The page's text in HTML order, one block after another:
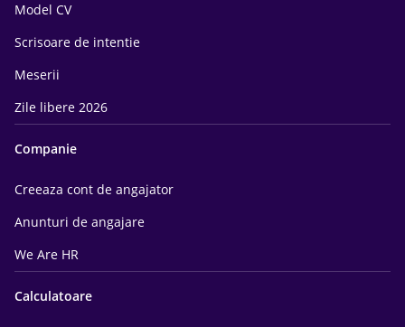
Model CV
Scrisoare de intentie
Meserii
Zile libere 2026
Companie
Creeaza cont de angajator
Anunturi de angajare
We Are HR
Calculatoare